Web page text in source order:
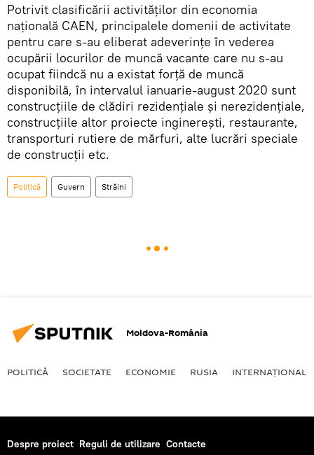
Potrivit clasificării activităților din economia
națională CAEN, principalele domenii de activitate
pentru care s-au eliberat adeverințe în vederea
ocupării locurilor de muncă vacante care nu s-au
ocupat fiindcă nu a existat forță de muncă
disponibilă, în intervalul ianuarie-august 2020 sunt
construcțiile de clădiri rezidențiale și nerezidențiale,
construcțiile altor proiecte inginerești, restaurante,
transporturi rutiere de mărfuri, alte lucrări speciale
de construcții etc.
Politică Guvern Străini
Moldova-România
POLITICĂ SOCIETATE ECONOMIE RUSIA INTERNAŢIONAL
Despre proiect Reguli de utilizare Contacte